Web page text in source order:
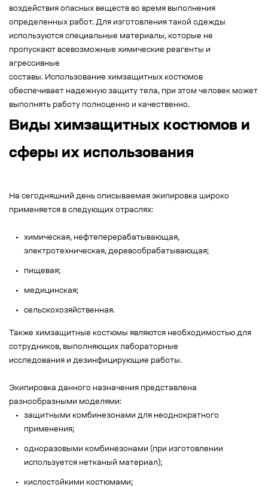
воздействия опасных веществ во время выполнения
определенных работ. Для изготовления такой одежды
используются специальные материалы, которые не
пропускают всевозможные химические реагенты и
агрессивные
составы. Использование химзащитных костюмов
обеспечивает надежную защиту тела, при этом человек может
выполнять работу полноценно и качественно.
Виды химзащитных костюмов и
сферы их использования
На сегодняшний день описываемая экипировка широко
применяется в следующих отраслях:
химическая, нефтеперерабатывающая,
электротехническая, деревообрабатывающая;
пищевая;
медицинская;
сельскохозяйственная.
Также химзащитные костюмы являются необходимостью для
сотрудников, выполняющих лабораторные
исследования и дезинфицирующие работы.
Экипировка данного назначения представлена
разнообразными моделями:
защитными комбинезонами для неоднократного
применения;
одноразовыми комбинезонами (при изготовлении
используется нетканый материал);
кислостойкими костюмами;